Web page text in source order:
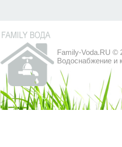
Family-Voda.RU ©
Водоснабжение и